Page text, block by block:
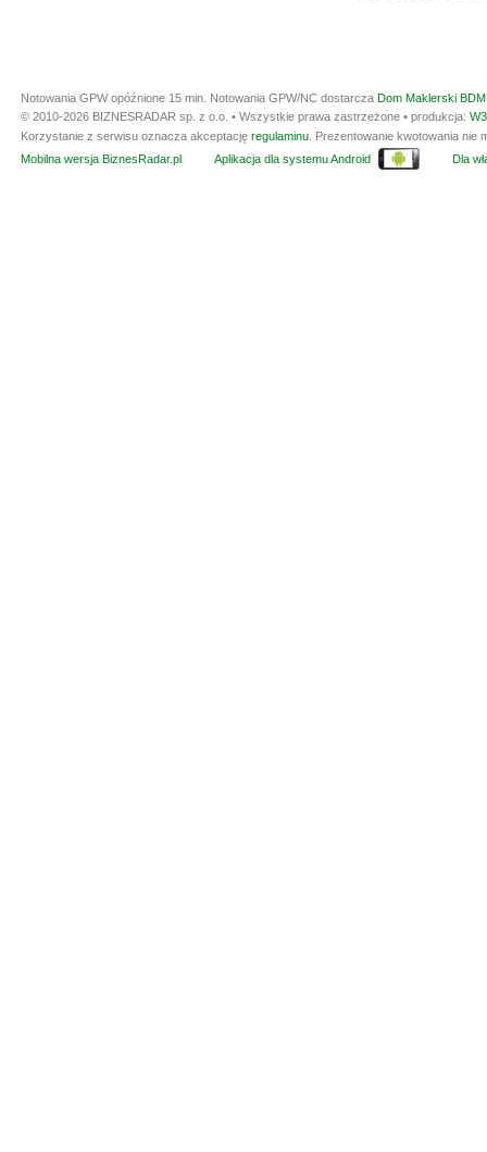
Notowania GPW opóźnione 15 min. Notowania GPW/NC dostarcza Dom Maklerski
© 2010-2026 BIZNESRADAR sp. z o.o. • Wszystkie prawa zastrzeżone • produkcja:
Korzystanie z serwisu oznacza akceptację regulaminu . Prezentowanie kwotowania
Mobilna wersja BiznesRadar.pl
Aplikacja dla systemu Android Dla